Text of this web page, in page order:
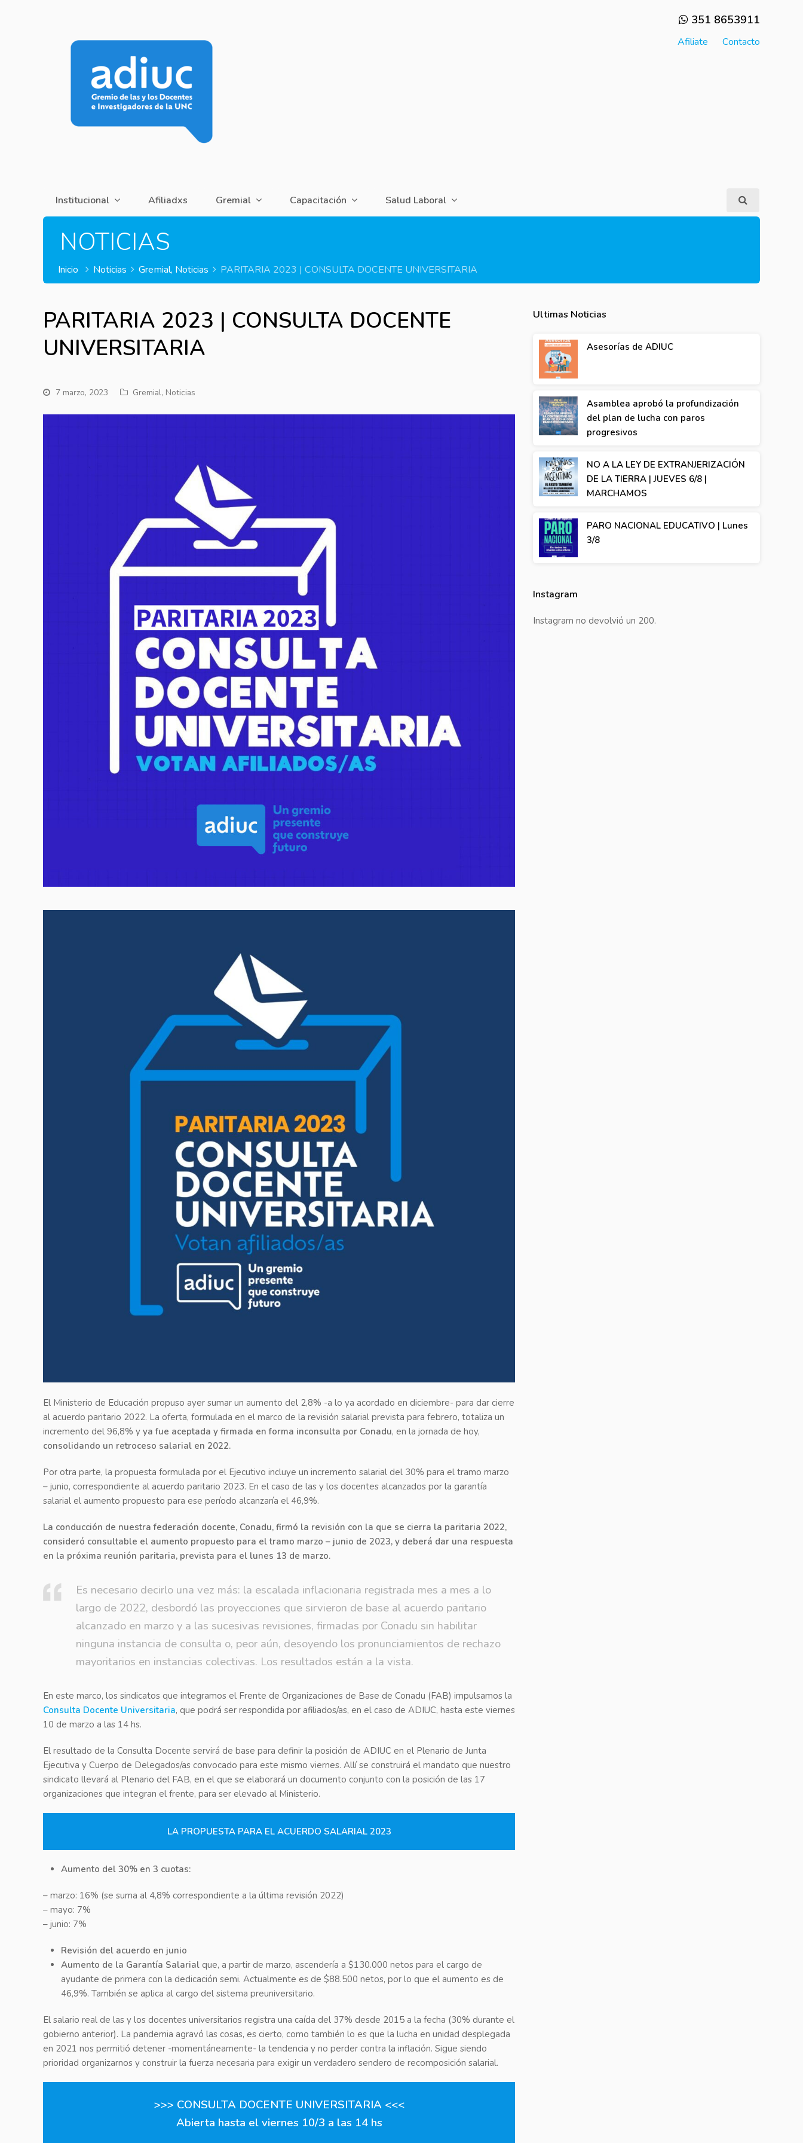
351 8653911
Afiliate Contacto
Institucional Afiliadxs Gremial Capacitación Salud Laboral
NOTICIAS
Inicio Noticias Gremial, Noticias PARITARIA 2023 | CONSULTA DOCENTE UNIVERSITARIA
PARITARIA 2023 | CONSULTA DOCENTE
UNIVERSITARIA
7 marzo, 2023 Gremial, Noticias
El Ministerio de Educación propuso ayer sumar un aumento del 2,8% -a lo ya acordado en diciembre- para dar cierre
al acuerdo paritario 2022. La oferta, formulada en el marco de la revisión salarial prevista para febrero, totaliza un
incremento del 96,8% y ya fue aceptada y firmada en forma inconsulta por Conadu, en la jornada de hoy,
consolidando un retroceso salarial en 2022.
Por otra parte, la propuesta formulada por el Ejecutivo incluye un incremento salarial del 30% para el tramo marzo
– junio, correspondiente al acuerdo paritario 2023. En el caso de las y los docentes alcanzados por la garantía
salarial el aumento propuesto para ese período alcanzaría el 46,9%.
La conducción de nuestra federación docente, Conadu, firmó la revisión con la que se cierra la paritaria 2022,
consideró consultable el aumento propuesto para el tramo marzo – junio de 2023, y deberá dar una respuesta
en la próxima reunión paritaria, prevista para el lunes 13 de marzo.
Es necesario decirlo una vez más: la escalada inflacionaria registrada mes a mes a lo
largo de 2022, desbordó las proyecciones que sirvieron de base al acuerdo paritario
alcanzado en marzo y a las sucesivas revisiones, firmadas por Conadu sin habilitar
ninguna instancia de consulta o, peor aún, desoyendo los pronunciamientos de rechazo
mayoritarios en instancias colectivas. Los resultados están a la vista.
En este marco, los sindicatos que integramos el Frente de Organizaciones de Base de Conadu (FAB) impulsamos la
Consulta Docente Universitaria, que podrá ser respondida por afiliados/as, en el caso de ADIUC, hasta este viernes
10 de marzo a las 14 hs.
El resultado de la Consulta Docente servirá de base para definir la posición de ADIUC en el Plenario de Junta
Ejecutiva y Cuerpo de Delegados/as convocado para este mismo viernes. Allí se construirá el mandato que nuestro
sindicato llevará al Plenario del FAB, en el que se elaborará un documento conjunto con la posición de las 17
organizaciones que integran el frente, para ser elevado al Ministerio.
LA PROPUESTA PARA EL ACUERDO SALARIAL 2023
Aumento del 30% en 3 cuotas:
– marzo: 16% (se suma al 4,8% correspondiente a la última revisión 2022)
– mayo: 7%
– junio: 7%
Revisión del acuerdo en junio
Aumento de la Garantía Salarial que, a partir de marzo, ascendería a $130.000 netos para el cargo de
ayudante de primera con la dedicación semi. Actualmente es de $88.500 netos, por lo que el aumento es de
46,9%. También se aplica al cargo del sistema preuniversitario.
El salario real de las y los docentes universitarios registra una caída del 37% desde 2015 a la fecha (30% durante el
gobierno anterior). La pandemia agravó las cosas, es cierto, como también lo es que la lucha en unidad desplegada
en 2021 nos permitió detener -momentáneamente- la tendencia y no perder contra la inflación. Sigue siendo
prioridad organizarnos y construir la fuerza necesaria para exigir un verdadero sendero de recomposición salarial.
>>> CONSULTA DOCENTE UNIVERSITARIA <<<
Abierta hasta el viernes 10/3 a las 14 hs
Ultimas Noticias
Asesorías de ADIUC
Asamblea aprobó la profundización
del plan de lucha con paros
progresivos
NO A LA LEY DE EXTRANJERIZACIÓN
DE LA TIERRA | JUEVES 6/8 |
MARCHAMOS
PARO NACIONAL EDUCATIVO | Lunes
3/8
Instagram
Instagram no devolvió un 200.